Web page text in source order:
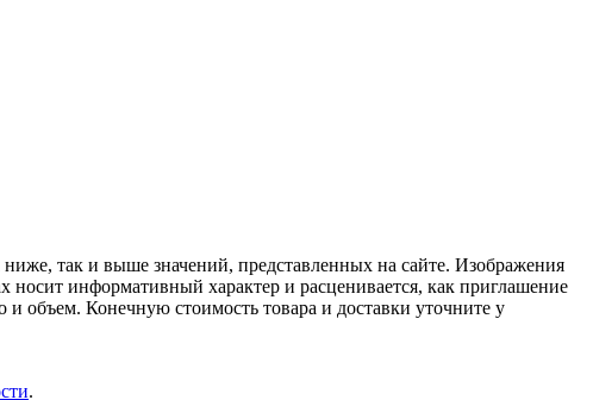
так и выше значений, представленных на сайте. Изображения
носит информативный характер и расценивается, как приглашение
объем. Конечную стоимость товара и доставки уточните у
.